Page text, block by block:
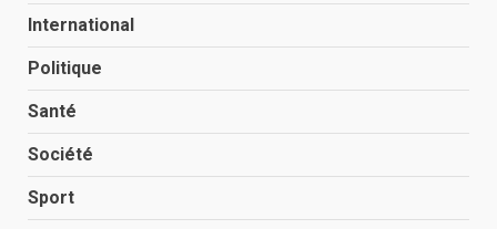
International
Politique
Santé
Société
Sport